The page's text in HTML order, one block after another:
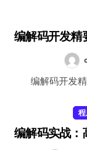
编解码开发精
编解码开发
编解码实战：